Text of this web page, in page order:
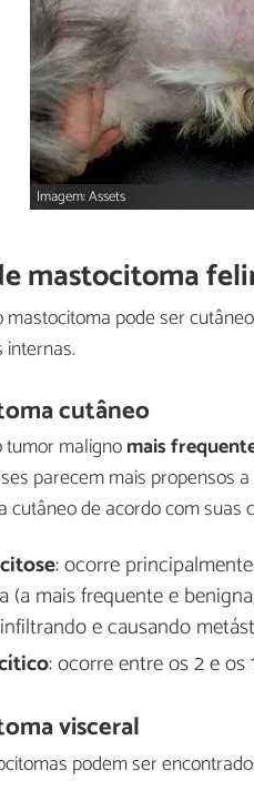
Imagem: Assets
mastocitoma
mastocitoma pode ser
internas.
cutâneo
tumor malignomais
parecem mais propensos
cutâneo de acordo com suas
: ocorre
(a mais frequente e
e causando
: ocorre entre os 2 e os
visceral
podem ser